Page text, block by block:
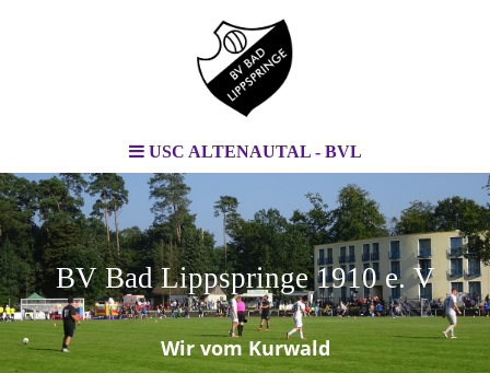
USC ALTENAUTAL - BVL
BV Bad Lippspringe 1910 e. V
.
Wir vom Kurwald